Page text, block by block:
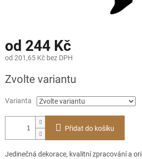
od 244 Kč
od 201,65 Kč bez DPH
cena:
Zvolte variantu
Varianta
Přidat do košíku
Jedinečná dekorace, kvalitní zpracování a